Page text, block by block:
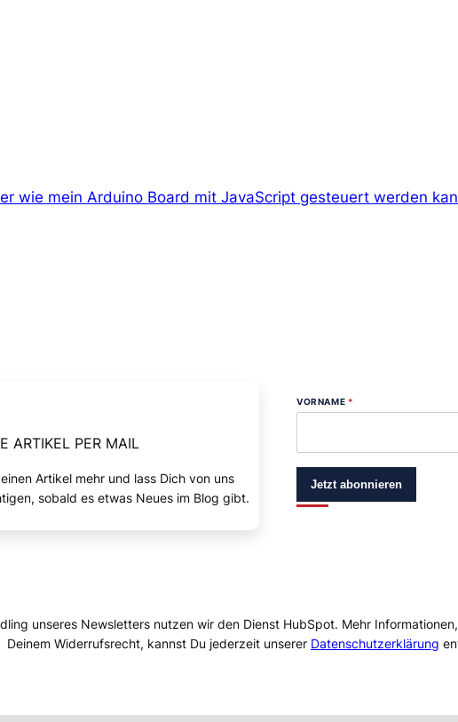
wie mein Arduino Board mit JavaScript gesteuert werden
ARTIKEL PER MAIL
Artikel mehr und lass Dich von uns
sobald es etwas Neues im Blog gibt.
VORNAME *
Jetzt abonnieren
unseres Newsletters nutzen wir den Dienst HubSpot. Mehr
Deinem Widerrufsrecht, kannst Du jederzeit unserer Datenschutzerklärung